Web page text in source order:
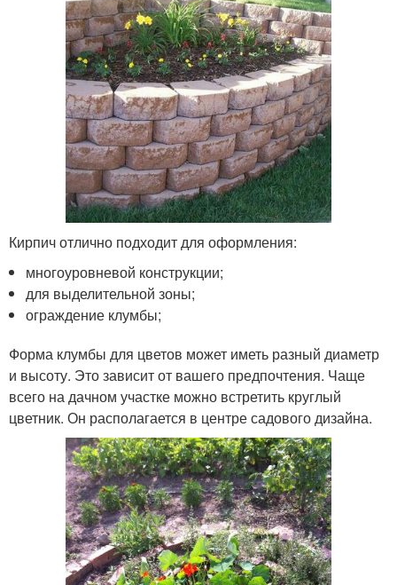
Кирпич отлично подходит для оформления:
многоуровневой конструкции;
для выделительной зоны;
ограждение клумбы;
Форма клумбы для цветов может иметь разный диаметр
и высоту. Это зависит от вашего предпочтения. Чаще
всего на дачном участке можно встретить круглый
цветник. Он располагается в центре садового дизайна.